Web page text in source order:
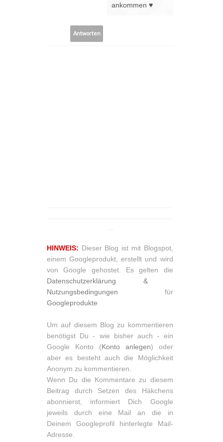
ankommen ♥
Antworten
HINWEIS: Dieser Blog ist mit Blogspot,
einem Googleprodukt, erstellt und wird
von Google gehostet. Es gelten die
Datenschutzerklärung &
Nutzungsbedingungen
für
Googleprodukte
Um auf diesem Blog zu kommentieren
benötigst Du - wie bisher auch - ein
Google Konto (Konto anlegen) oder
aber es besteht auch die Möglichkeit
Anonym zu kommentieren.
Wenn Du die Kommentare zu diesem
Beitrag durch Setzen des Häkchens
abonnierst, informiert Dich Google
jeweils durch eine Mail an die in
Deinem Googleprofil hinterlegte Mail-
Adresse.